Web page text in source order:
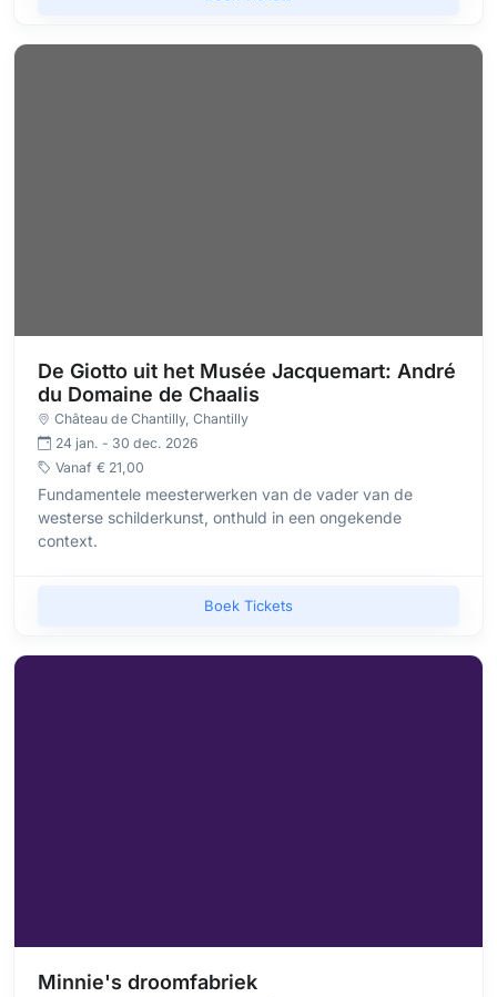
De Giotto uit het Musée Jacquemart: André
du Domaine de Chaalis
Château de Chantilly, Chantilly
24 jan. - 30 dec. 2026
Vanaf € 21,00
Fundamentele meesterwerken van de vader van de
westerse schilderkunst, onthuld in een ongekende
context.
Boek Tickets
Minnie's droomfabriek